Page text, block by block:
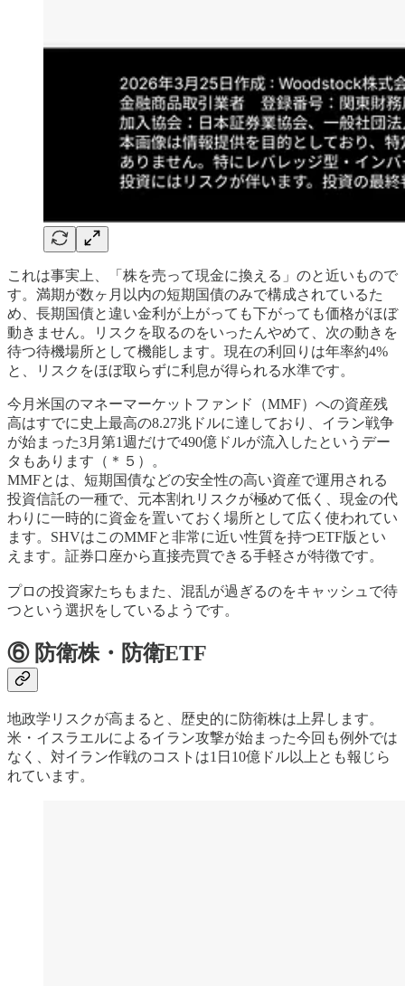
これは事実上、「株を売って現金に換える」のと近いもので
す。満期が数ヶ月以内の短期国債のみで構成されているた
め、長期国債と違い金利が上がっても下がっても価格がほぼ
動きません。リスクを取るのをいったんやめて、次の動きを
待つ待機場所として機能します。現在の利回りは年率約4%
と、リスクをほぼ取らずに利息が得られる水準です。
今月米国のマネーマーケットファンド（MMF）への資産残
高はすでに史上最高の8.27兆ドルに達しており、イラン戦争
が始まった3月第1週だけで490億ドルが流入したというデー
タもあります（＊５）。
MMFとは、短期国債などの安全性の高い資産で運用される
投資信託の一種で、元本割れリスクが極めて低く、現金の代
わりに一時的に資金を置いておく場所として広く使われてい
ます。SHVはこのMMFと非常に近い性質を持つETF版とい
えます。証券口座から直接売買できる手軽さが特徴です。
プロの投資家たちもまた、混乱が過ぎるのをキャッシュで待
つという選択をしているようです。
⑥ 防衛株・防衛ETF
地政学リスクが高まると、歴史的に防衛株は上昇します。
米・イスラエルによるイラン攻撃が始まった今回も例外では
なく、対イラン作戦のコストは1日10億ドル以上とも報じら
れています。